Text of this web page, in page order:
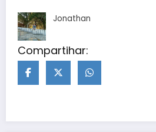
Jonathan
Compartihar: